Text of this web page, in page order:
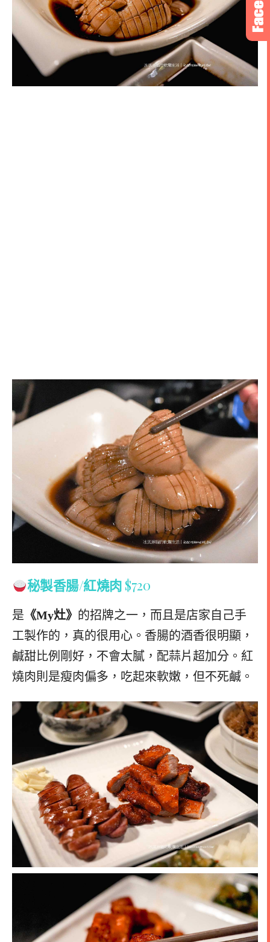
秘製香腸/紅燒肉 $720
是 《My灶》 的招牌之一，而且是店家自己手
工製作的，真的很用心。香腸的酒香很明顯，
鹹甜比例剛好，不會太膩，配蒜片超加分。紅
燒肉則是瘦肉偏多，吃起來軟嫩，但不死鹹。